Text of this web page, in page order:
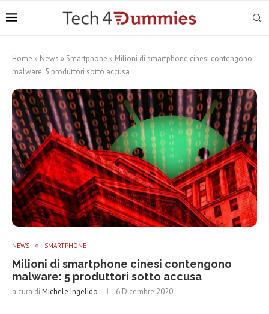
Home » News » Smartphone » Milioni di smartphone cinesi contengono
malware: 5 produttori sotto accusa
NEWS SMARTPHONE
Milioni di smartphone cinesi contengono
malware: 5 produttori sotto accusa
a cura di Michele Ingelido 6 Dicembre 2020